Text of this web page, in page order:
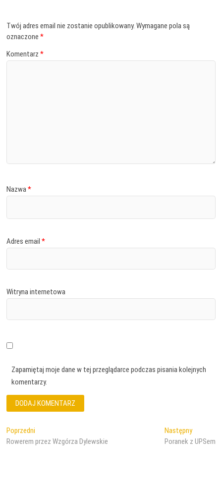
Twój adres email nie zostanie opublikowany. Wymagane pola są
oznaczone*
Komentarz*
Nazwa*
Adres email*
Witryna internetowa
Zapamiętaj moje dane w tej przeglądarce podczas pisania kolejnych
komentarzy.
Nawigacja
wpisu
Poprzedni
wpis:
Rowerem przez Wzgórza Dylewskie
NastępnyNastępny
wpis:
Poranek z UPSem